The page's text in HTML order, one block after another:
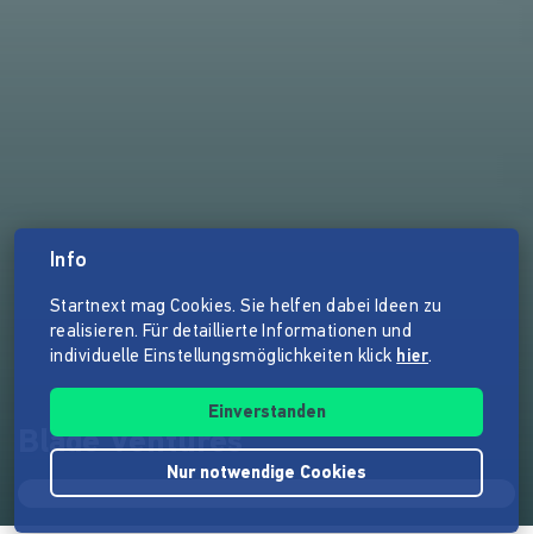
Blade Ventures
Info
Startnext mag Cookies. Sie helfen dabei Ideen zu
realisieren. Für detaillierte Informationen und
individuelle Einstellungsmöglichkeiten klick hier.
Einverstanden
Nur notwendige Cookies